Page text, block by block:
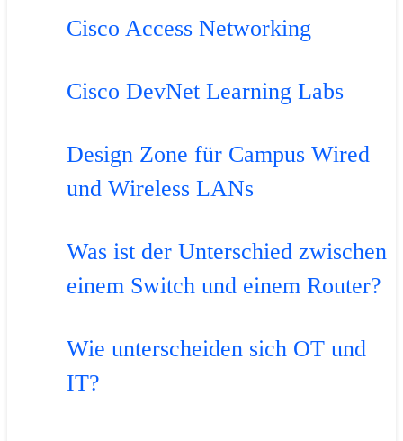
Cisco Access Networking
Cisco DevNet Learning Labs
Design Zone für Campus Wired
und Wireless LANs
Was ist der Unterschied zwischen
einem Switch und einem Router?
Wie unterscheiden sich OT und
IT?